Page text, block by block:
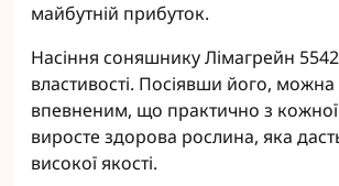
майбутній прибуток.
Насіння соняшнику Лімагрейн 5542
властивості. Посіявши його, можна
впевненим, що практично з кожної
виросте здорова рослина, яка
високої якості.